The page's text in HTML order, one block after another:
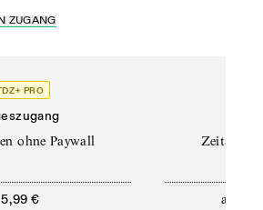
ZUGANG
PRO
ohne Paywall
5,99 € ab